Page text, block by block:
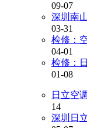
09-07
深圳南
03-31
检修：
04-01
检修：
01-08
日立空
14
深圳日